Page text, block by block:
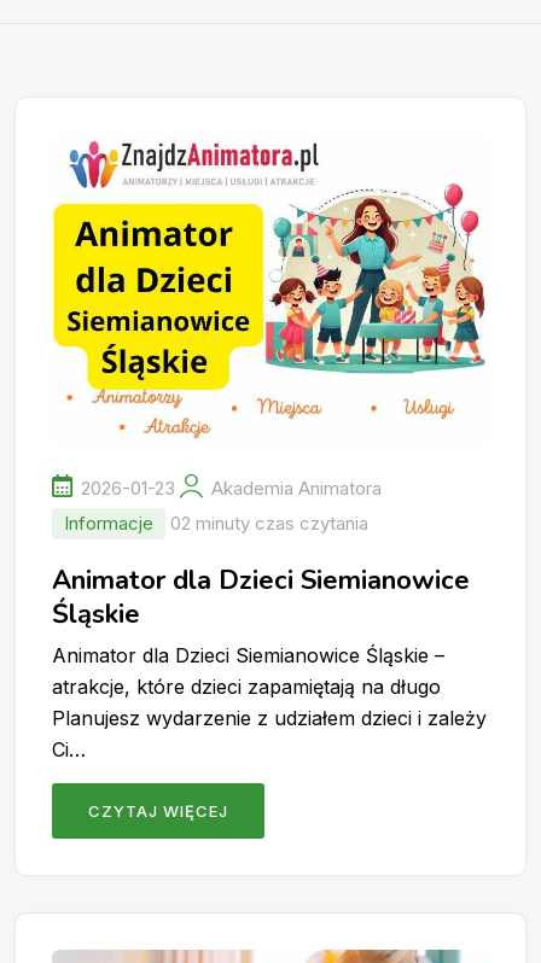
2026-01-23
Akademia Animatora
Informacje
02 minuty czas czytania
Animator dla Dzieci Siemianowice
Śląskie
Animator dla Dzieci Siemianowice Śląskie –
atrakcje, które dzieci zapamiętają na długo
Planujesz wydarzenie z udziałem dzieci i zależy
Ci…
CZYTAJ WIĘCEJ